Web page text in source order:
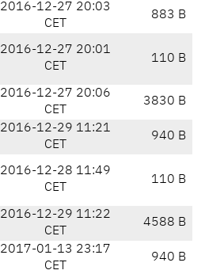
2016-12-27 20:03
CET
883 B
2016-12-27 20:01
CET
110 B
2016-12-27 20:06
CET
3830 B
2016-12-29 11:21
CET
940 B
2016-12-28 11:49
CET
110 B
2016-12-29 11:22
CET
4588 B
2017-01-13 23:17
CET
940 B